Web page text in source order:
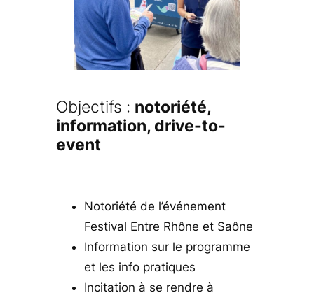
Objectifs : notoriété,
information, drive-to-
event
Notoriété de l’événement
Festival Entre Rhône et Saône
Information sur le programme
et les info pratiques
Incitation à se rendre à